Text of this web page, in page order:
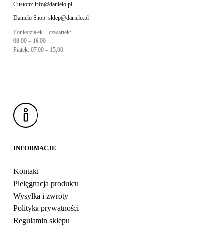
Custom: info@danielo.pl
Danielo Shop: sklep@danielo.pl
Poniedziałek – czwartek:
08:00 – 16:00
Piątek: 07:00 – 15;00
INFORMACJE
Kontakt
Pielęgnacja produktu
Wysyłka i zwroty
Polityka prywatności
Regulamin sklepu